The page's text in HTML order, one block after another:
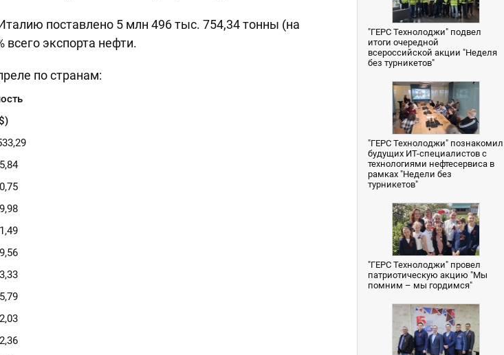
поставлено 5 млн 496 тыс. 754,34 тонны (на
экспорта нефти.
по странам:
"ГЕРС Технолоджи" подвел
итоги очередной
всероссийской акции "Неделя
без турникетов"
"ГЕРС Технолоджи" познакомил
будущих ИТ-специалистов с
технологиями нефтесервиса в
рамках "Недели без
турникетов"
"ГЕРС Технолоджи" провел
патриотическую акцию "Мы
помним – мы гордимся"